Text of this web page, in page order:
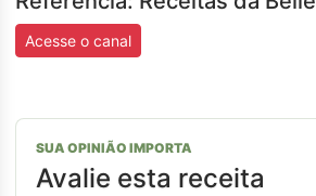
Acesse o canal
SUA OPINIÃO IMPORTA
Avalie esta receita